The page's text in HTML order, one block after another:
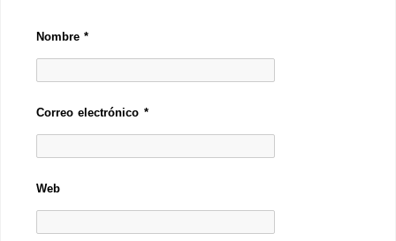
Nombre*
Correo electrónico *
Web